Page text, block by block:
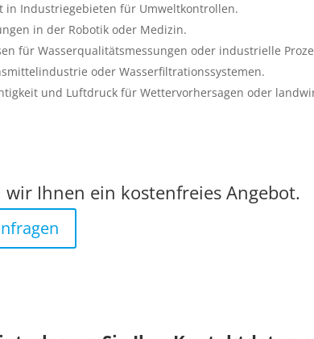
in Industriegebieten für Umweltkontrollen.
in der Robotik oder Medizin.
für Wasserqualitätsmessungen oder industrielle
oder Wasserfiltrationssystemen.
und Luftdruck für Wettervorhersagen oder
Ihnen ein kostenfreies Angebot.